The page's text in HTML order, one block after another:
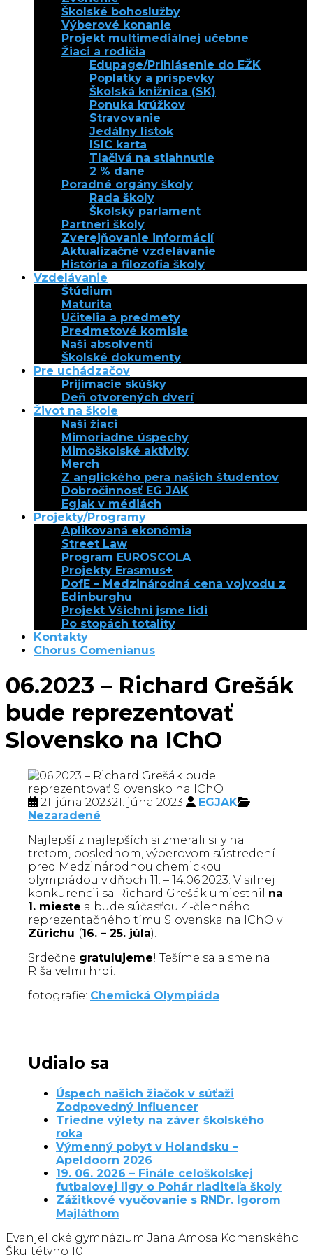
Školské bohoslužby
Výberové konanie
Projekt multimediálnej učebne
Žiaci a rodičia
Edupage/Prihlásenie do EŽK
Poplatky a príspevky
Školská knižnica (SK)
Ponuka krúžkov
Stravovanie
Jedálny lístok
ISIC karta
Tlačivá na stiahnutie
2 % dane
Poradné orgány školy
Rada školy
Školský parlament
Partneri školy
Zverejňovanie informácií
Aktualizačné vzdelávanie
História a filozofia školy
Vzdelávanie
Štúdium
Maturita
Učitelia a predmety
Predmetové komisie
Naši absolventi
Školské dokumenty
Pre uchádzačov
Prijímacie skúšky
Deň otvorených dverí
Život na škole
Naši žiaci
Mimoriadne úspechy
Mimoškolské aktivity
Merch
Z anglického pera našich študentov
Dobročinnosť EG JAK
Egjak v médiách
Projekty/Programy
Aplikovaná ekonómia
Street Law
Program EUROSCOLA
Projekty Erasmus+
DofE – Medzinárodná cena vojvodu z
Edinburghu
Projekt Všichni jsme lidi
Po stopách totality
Kontakty
Chorus Comenianus
06.2023 – Richard Grešák
bude reprezentovať
Slovensko na IChO
21. júna 202321. júna 2023
EGJAK
Nezaradené
Najlepší z najlepších si zmerali sily na
treťom, poslednom, výberovom sústredení
pred Medzinárodnou chemickou
olympiádou v dňoch 11. – 14.06.2023. V silnej
konkurencii sa Richard Grešák umiestnil na
1. mieste a bude súčasťou 4-členného
reprezentačného tímu Slovenska na IChO v
Zürichu (16. – 25. júla).
Srdečne gratulujeme! Tešíme sa a sme na
Riša veľmi hrdí!
fotografie: Chemická Olympiáda
Udialo sa
Úspech našich žiačok v súťaži
Zodpovedný influencer
Triedne výlety na záver školského
roka
Výmenný pobyt v Holandsku –
Apeldoorn 2026
19. 06. 2026 – Finále celoškolskej
futbalovej ligy o Pohár riaditeľa školy
Zážitkové vyučovanie s RNDr. Igorom
Majláthom
Evanjelické gymnázium Jana Amosa Komenského
Škultétyho 10